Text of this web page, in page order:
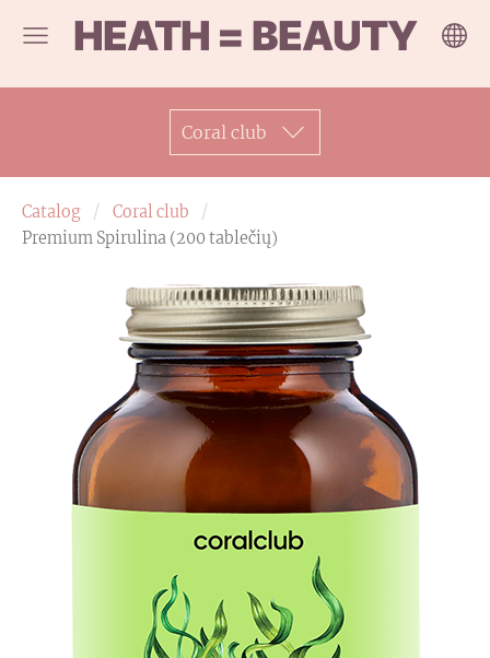
HEATH = BEAUTY
Coral club
Catalog
Coral club
Premium Spirulina (200 tablečių)